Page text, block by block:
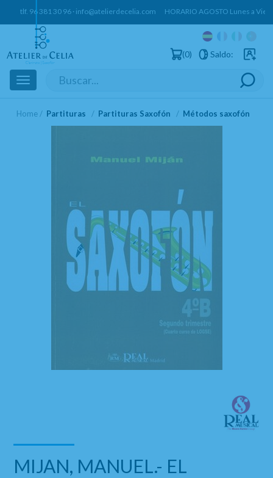
tlf. 96 381 30 96 · info@atelierdecelia.com HORARIO AGOSTO Lunes a
0 Saldo:
Toggle
navigation
Home Partituras Partituras Saxofón Métodos saxofón
MIJAN, MANUEL.- EL